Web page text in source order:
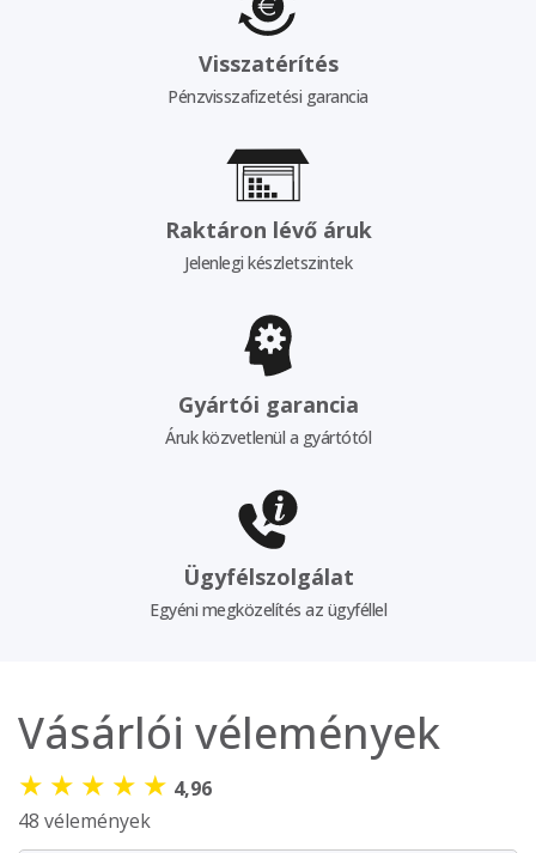
Visszatérítés
Pénzvisszafizetési garancia
Raktáron lévő áruk
Jelenlegi készletszintek
Gyártói garancia
Áruk közvetlenül a gyártótól
Ügyfélszolgálat
Egyéni megközelítés az ügyféllel
Vásárlói vélemények
★ ★ ★ ★ ★ 4,96
48 vélemények